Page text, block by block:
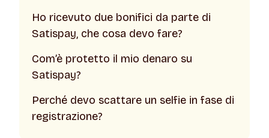
Ho ricevuto due bonifici da parte di
Satispay, che cosa devo fare?
Com’è protetto il mio denaro su
Satispay?
Perché devo scattare un selfie in fase di
registrazione?